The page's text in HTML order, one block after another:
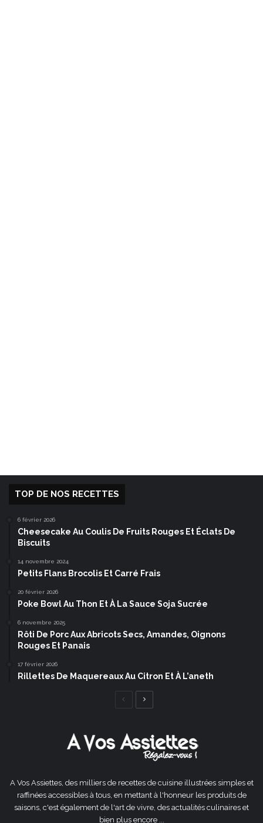
TOP DE NOS RECETTES
6 février 2026
Cheesecake Au Coulis De Fruits Rouges Et Éclats De
Biscuits
14 novembre 2024
Petits Flans Brocolis Et Carré Frais
20 février 2026
Poke Bowl Au Thon Et À La Sauce Soja Sucrée
6 novembre 2025
Rôti De Porc Aux Abricots Secs, Amandes, Oignons
Rouges Et Panais
17 février 2026
Rillettes De Maquereaux Au Citron Et À L’aneth
Page
A Vos Assiettes, des milliers de recettes de cuisine illustrées simples et
raffinées accessibles à tous, en mettant à l'honneur les produits de
saisons, c'est également de l'art de vivre, des actualités culinaires et
bien plus encore ...